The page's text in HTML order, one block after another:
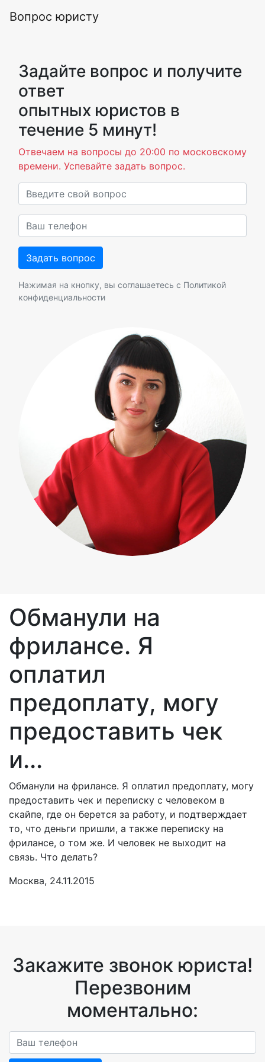
Вопрос юристу
Задайте вопрос и получите
ответ
опытных юристов в
течение 5 минут!
Отвечаем на вопросы до 20:00 по московскому
времени. Успевайте задать вопрос.
Нажимая на кнопку, вы соглашаетесь с Политикой
конфиденциальности
Обманули на
фрилансе. Я
оплатил
предоплату, могу
предоставить чек
и...
Обманули на фрилансе. Я оплатил предоплату, могу
предоставить чек и переписку с человеком в
скайпе, где он берется за работу, и подтверждает
то, что деньги пришли, а также переписку на
фрилансе, о том же. И человек не выходит на
связь. Что делать?
Москва, 24.11.2015
Закажите звонок юриста!
Перезвоним
моментально: